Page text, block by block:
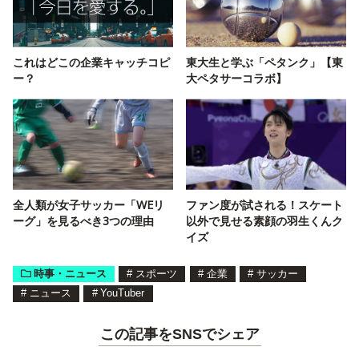
これはどこの企業キャッチコピ
ー？
東大生と学ぶ「ペタンク」【東
大ペタサーコラボ】
全人類が女子サッカー「WEリ
ーグ」を見るべき3つの理由
ファン度が試される！スケート
以外で見せる素顔の羽生くんク
イズ
時事・ニュース # スポーツ # 企業 # サッカー
# ニュース # YouTuber
この記事をSNSでシェア